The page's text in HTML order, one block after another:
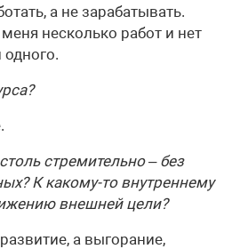
а не зарабатывать.
несколько работ и нет
стремительно – без
К какому-то внутреннему
внешней цели?
а выгорание,